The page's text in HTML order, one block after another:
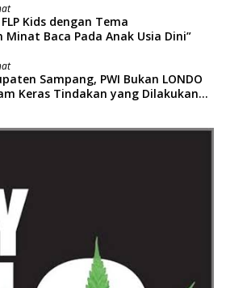
Kids dengan Tema
Minat Baca Pada Anak Usia Dini”
Sampang, PWI Bukan LONDO
Keras Tindakan yang Dilakukan